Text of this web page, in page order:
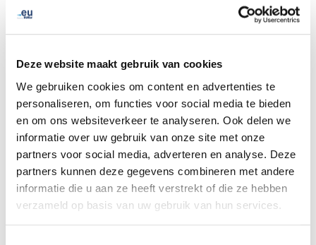
Deze website maakt gebruik van cookies
We gebruiken cookies om content en advertenties te
personaliseren, om functies voor social media te bieden
en om ons websiteverkeer te analyseren. Ook delen we
informatie over uw gebruik van onze site met onze
partners voor social media, adverteren en analyse. Deze
partners kunnen deze gegevens combineren met andere
informatie die u aan ze heeft verstrekt of die ze hebben
verzameld op basis van uw gebruik van hun services.
datacenters, netwerktoegang, reizen en zakelijke
Betrokkenheid en samenwerking:We moedigen
medewerkers aan om actief deel te nemen aan ons
duurzaamheidsprogramma en delen onze best
practices met partners belanghebbenden om samen
impact te maken.
Hoofdkwartieractiviteiten: Als huurders van onze
kantoorruimte werken we nauw samen met het
gebouwbeheer van onze kantoorruimte om ons